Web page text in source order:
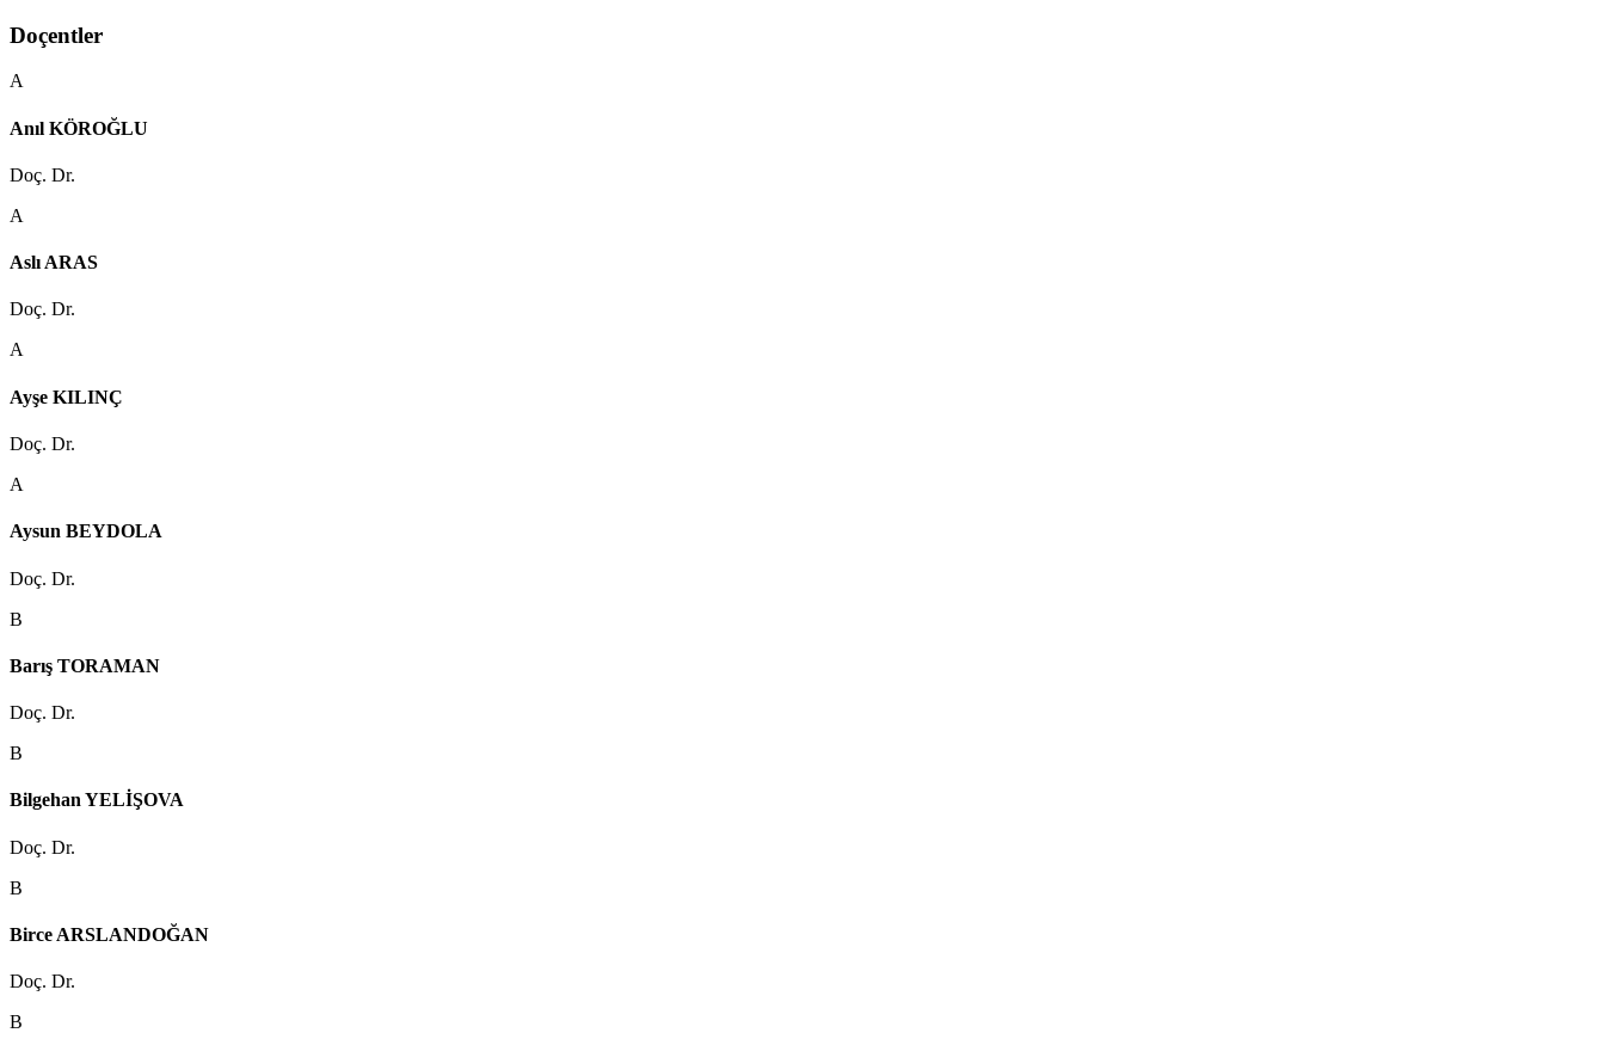
Doçentler
A
Anıl KÖROĞLU
Doç. Dr.
A
Aslı ARAS
Doç. Dr.
A
Ayşe KILINÇ
Doç. Dr.
A
Aysun BEYDOLA
Doç. Dr.
B
Barış TORAMAN
Doç. Dr.
B
Bilgehan YELİŞOVA
Doç. Dr.
B
Birce ARSLANDOĞAN
Doç. Dr.
B